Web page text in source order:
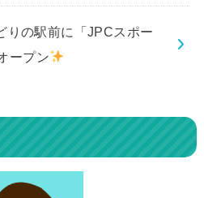
りの駅前に「JPCスポー
ープン